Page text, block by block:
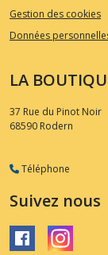
Gestion des cookies
Données
LA
37 Rue du Pinot Noir
68590 Rodern
Téléphone
Suivez nous